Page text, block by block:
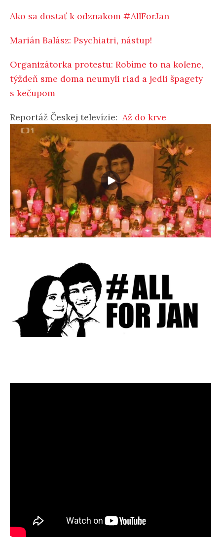
Ako sa dostať k odznakom #AllForJan
Marián Balász: Psychiatri, nástup!
Organizátorka protestu: Robíme to na kolene,
týždeň sme doma neumyli riad a jedli špagety
s kečupom
Reportáž Českej televízie: Až do krve